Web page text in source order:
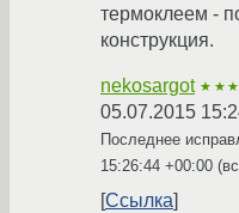
термоклеем -
конструкция.
nekosargot ★★★
05.07.2015
Последнее
15:26:44 +00:00
Ссылка